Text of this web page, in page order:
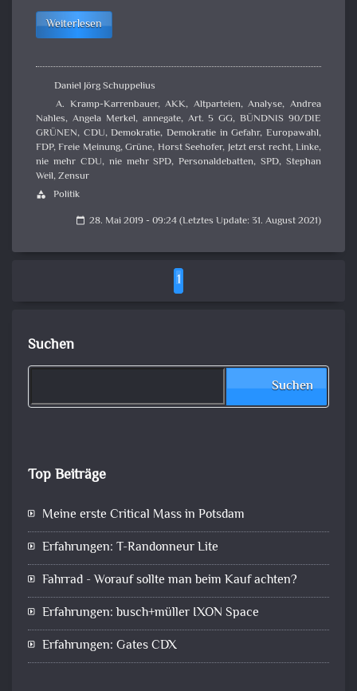
Weiterlesen
Daniel Jörg Schuppelius
A. Kramp-Karrenbauer,AKK, Altparteien,Analyse,Andrea
Nahles, Angela Merkel, annegate, Art. 5 GG,BÜNDNIS 90/DIE
GRÜNEN, CDU,Demokratie,Demokratie in Gefahr,Europawahl,
FDP,Freie Meinung,Grüne, Horst Seehofer, Jetzt erst recht,Linke,
nie mehr CDU, nie mehr SPD,Personaldebatten,SPD, Stephan
Weil,Zensur
category Politik
calendar_today 28. Mai 2019 - 09:24 (Letztes Update: 31. August 2021)
1
Suchen
Suchen
Top Beiträge
Meine erste Critical Mass in Potsdam
Erfahrungen: T-Randonneur Lite
Fahrrad - Worauf sollte man beim Kauf achten?
Erfahrungen: busch+müller IXON Space
Erfahrungen: Gates CDX